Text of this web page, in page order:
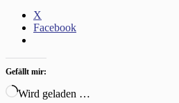
X
Facebook
Gefällt mir:
Wird geladen …